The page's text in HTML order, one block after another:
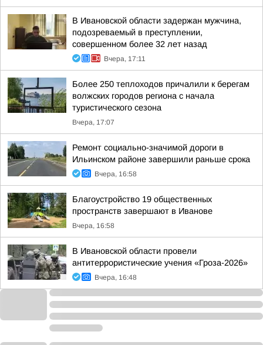
В Ивановской области задержан мужчина,
подозреваемый в преступлении,
совершенном более 32 лет назад
Вчера, 17:11
Более 250 теплоходов причалили к берегам
волжских городов региона с начала
туристического сезона
Вчера, 17:07
Ремонт социально-значимой дороги в
Ильинском районе завершили раньше срока
Вчера, 16:58
Благоустройство 19 общественных
пространств завершают в Иванове
Вчера, 16:58
В Ивановской области провели
антитеррористические учения «Гроза-2026»
Вчера, 16:48